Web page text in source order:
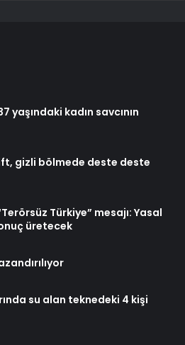
yaşındaki kadın savcının
gizli bölmede deste deste
Türkiye” mesajı: Yasal
üretecek
su alan teknedeki 4 kişi